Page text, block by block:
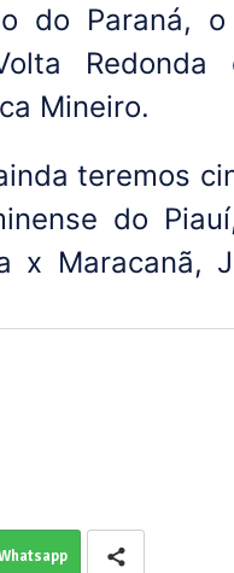
do Paraná,
Mineiro.
teremos
do
x Maracanã,